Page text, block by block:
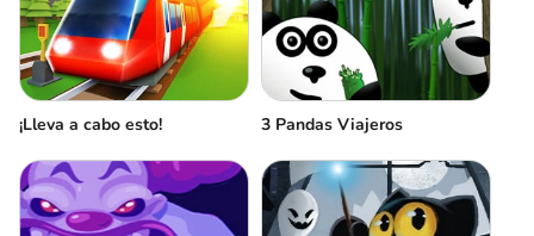
¡Lleva a cabo esto! 3 Pandas Viajeros